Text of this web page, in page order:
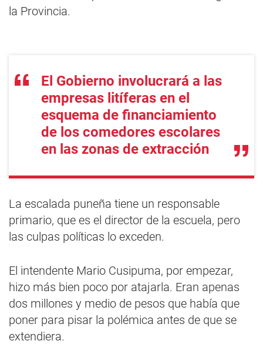
la Provincia.
El Gobierno involucrará a las
empresas litíferas en el
esquema de financiamiento
de los comedores escolares
en las zonas de extracción
La escalada puneña tiene un responsable
primario, que es el director de la escuela, pero
las culpas políticas lo exceden.
El intendente Mario Cusipuma, por empezar,
hizo más bien poco por atajarla. Eran apenas
dos millones y medio de pesos que había que
poner para pisar la polémica antes de que se
extendiera.